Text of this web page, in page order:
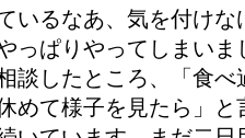
いるなあ、気を付け
っぱりやってしまい
談したところ、「食
めて様子を見たら」